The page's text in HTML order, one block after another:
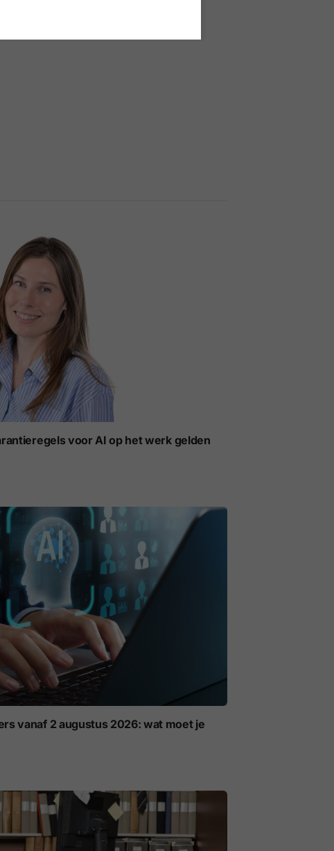
voor AI op het werk gelden
vanaf 2 augustus 2026: wat moet je